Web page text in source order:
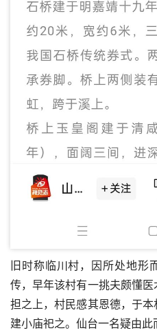
旧时称临川村，因所处地形
传，早年该村有一挑夫颇懂
担之上，村民感其恩德，于本
建小庙祀之。仙台一名疑由此